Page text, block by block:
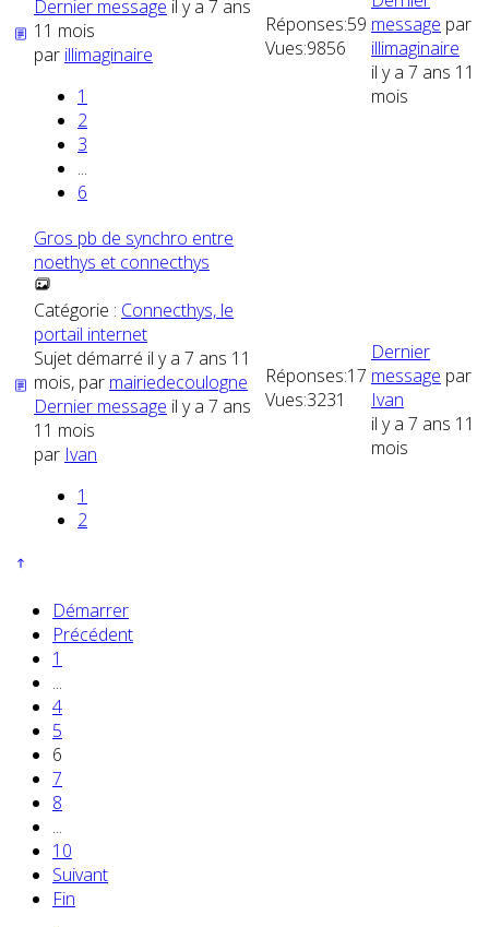
Dernier message il y a 7 ans
11 mois
par illimaginaire
1
2
3
...
6
Réponses:59
Vues:9856
message par
illimaginaire
il y a 7 ans 11
mois
Gros pb de synchro entre
noethys et connecthys
Catégorie : Connecthys, le
portail internet
Sujet démarré il y a 7 ans 11
mois, par mairiedecoulogne
Dernier message il y a 7 ans
11 mois
par Ivan
1
2
Réponses:17
Vues:3231
Dernier
message par
Ivan
il y a 7 ans 11
mois
Démarrer
Précédent
1
...
4
5
6
7
8
...
10
Suivant
Fin